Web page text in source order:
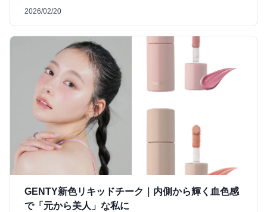
2026/02/20
GENTY新色リキッドチーク｜内側から輝く血色感
で「元から美人」な私に